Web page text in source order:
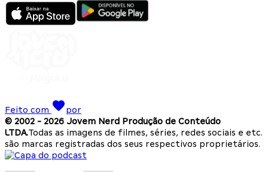
Feito com
por
© 2002 - 2026 Jovem Nerd Produção de Conteúdo
LTDA.Todas as imagens de filmes, séries, redes sociais e etc.
são marcas registradas dos seus respectivos proprietários.